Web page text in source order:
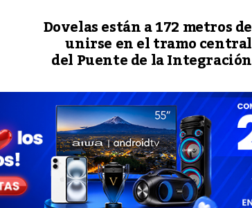
Dovelas están a 172 metros de
unirse en el tramo central
del Puente de la Integración